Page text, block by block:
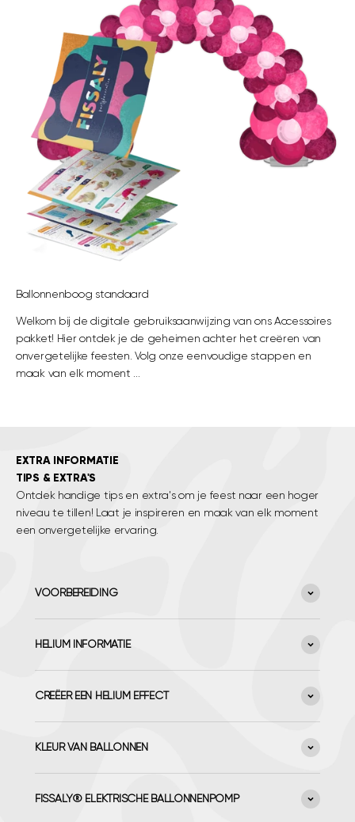
Ballonnenboog standaard
Welkom bij de digitale gebruiksaanwijzing van ons Accessoires
pakket! Hier ontdek je de geheimen achter het creëren van
onvergetelijke feesten. Volg onze eenvoudige stappen en
maak van elk moment ...
EXTRA INFORMATIE
TIPS & EXTRA'S
Ontdek handige tips en extra's om je feest naar een hoger
niveau te tillen! Laat je inspireren en maak van elk moment
een onvergetelijke ervaring.
VOORBEREIDING
HELIUM INFORMATIE
CREËER EEN HELIUM EFFECT
KLEUR VAN BALLONNEN
FISSALY® ELEKTRISCHE BALLONNENPOMP